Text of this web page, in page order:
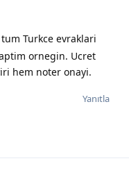
Turkce evraklari
ornegin. Ucret
hem noter onayi.
Yanıtla